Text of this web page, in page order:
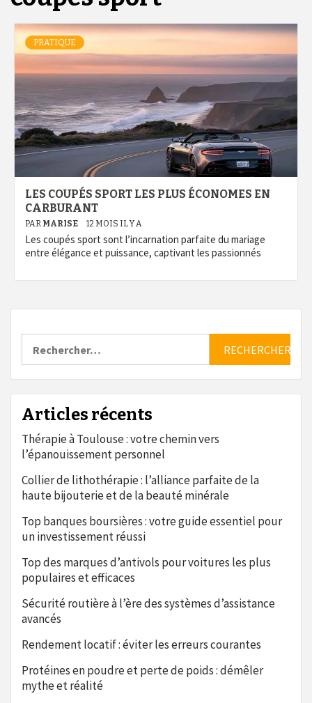
PRATIQUE
LES COUPÉS SPORT LES PLUS ÉCONOMES EN
CARBURANT
PAR MARISE 12 MOIS IL Y A
Les coupés sport sont l’incarnation parfaite du mariage
entre élégance et puissance, captivant les passionnés
Articles récents
Thérapie à Toulouse : votre chemin vers
l’épanouissement personnel
Collier de lithothérapie : l’alliance parfaite de la
haute bijouterie et de la beauté minérale
Top banques boursières : votre guide essentiel pour
un investissement réussi
Top des marques d’antivols pour voitures les plus
populaires et efficaces
Sécurité routière à l’ère des systèmes d’assistance
avancés
Rendement locatif : éviter les erreurs courantes
Protéines en poudre et perte de poids : démêler
mythe et réalité